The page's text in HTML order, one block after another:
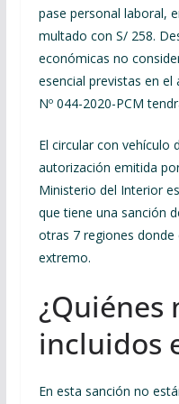
pase personal laboral,
multado con S/ 258.
económicas no
esencial previstas en
Nº 044-2020-PCM
El circular con vehículo
autorización emitida
Ministerio del Interior
que tiene una sanción
otras 7 regiones donde
extremo.
¿Quiénes
incluidos
En esta sanción no